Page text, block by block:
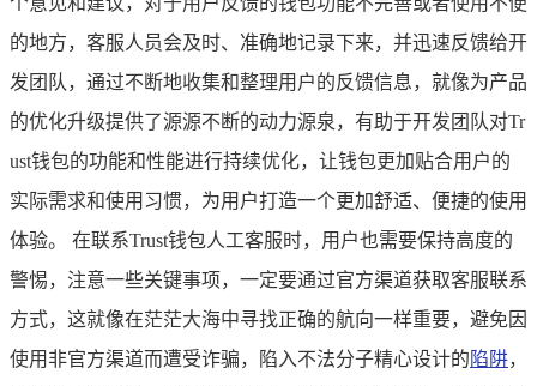
的地方，客服人员会及时、准确地记录下来，并迅速反馈给开
发团队，通过不断地收集和整理用户的反馈信息，就像为产品
的优化升级提供了源源不断的动力源泉，有助于开发团队对Tr
ust钱包的功能和性能进行持续优化，让钱包更加贴合用户的
实际需求和使用习惯，为用户打造一个更加舒适、便捷的使用
体验。 在联系Trust钱包人工客服时，用户也需要保持高度的
警惕，注意一些关键事项，一定要通过官方渠道获取客服联系
方式，这就像在茫茫大海中寻找正确的航向一样重要，避免因
使用非官方渠道而遭受诈骗，陷入不法分子精心设计的 陷阱，